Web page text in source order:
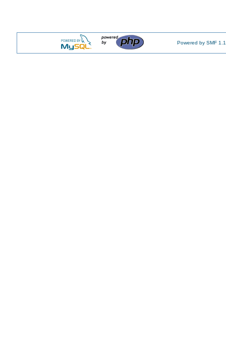
Powered by SMF